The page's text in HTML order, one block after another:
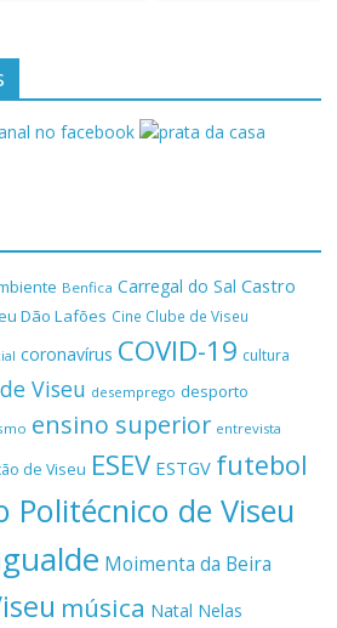
Benfica Carregal do Sal Castro
Dão Lafões Cine Clube de Viseu
coronavírus COVID-19 cultura
Viseu desemprego desporto
ensino superior entrevista
de Viseu ESEV ESTGV futebol
Politécnico de Viseu
Moimenta da Beira
música Natal Nelas